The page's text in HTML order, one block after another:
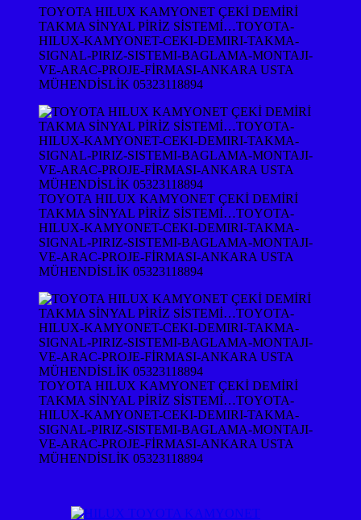
TOYOTA HILUX KAMYONET ÇEKİ DEMİRİ
TAKMA SİNYAL PİRİZ SİSTEMİ…TOYOTA-
HILUX-KAMYONET-CEKI-DEMIRI-TAKMA-
SIGNAL-PIRIZ-SISTEMI-BAGLAMA-MONTAJI-
VE-ARAC-PROJE-FİRMASI-ANKARA USTA
MÜHENDİSLİK 05323118894
TOYOTA HILUX KAMYONET ÇEKİ DEMİRİ
TAKMA SİNYAL PİRİZ SİSTEMİ…TOYOTA-
HILUX-KAMYONET-CEKI-DEMIRI-TAKMA-
SIGNAL-PIRIZ-SISTEMI-BAGLAMA-MONTAJI-
VE-ARAC-PROJE-FİRMASI-ANKARA USTA
MÜHENDİSLİK 05323118894
TOYOTA HILUX KAMYONET ÇEKİ DEMİRİ
TAKMA SİNYAL PİRİZ SİSTEMİ…TOYOTA-
HILUX-KAMYONET-CEKI-DEMIRI-TAKMA-
SIGNAL-PIRIZ-SISTEMI-BAGLAMA-MONTAJI-
VE-ARAC-PROJE-FİRMASI-ANKARA USTA
MÜHENDİSLİK 05323118894